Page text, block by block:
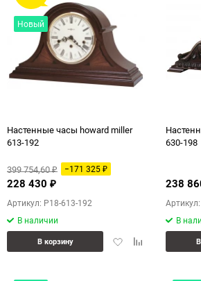
Новый
Настенные часы howard miller
613-192
399 754,60₽ −171 325 ₽
228 430 ₽
Артикул: P18-613-192
В наличии
ДобавитьДобавить
В корзину
630-198
238
В